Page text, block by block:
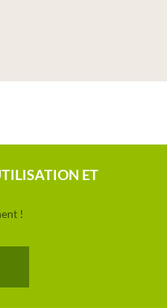
ET
!